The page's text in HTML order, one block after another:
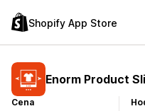
Shopify App Store
Enorm Product
Cena